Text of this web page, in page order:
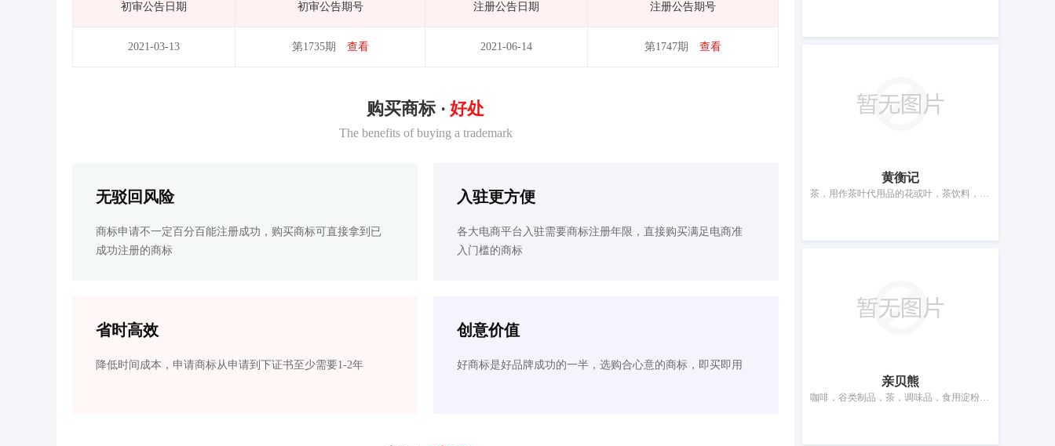
初审公告日期 初审公告期号 注册公告日期 注册公告期号
2021-03-13 第1735期 查看 2021-06-14 第1747期 查看
购买商标 · 好处
The benefits of buying a trademark
无驳回风险
商标申请不一定百分百能注册成功，购买商标可直接拿到已
成功注册的商标
入驻更方便
各大电商平台入驻需要商标注册年限，直接购买满足电商准
入门槛的商标
省时高效
降低时间成本，申请商标从申请到下证书至少需要1-2年
创意价值
好商标是好品牌成功的一半，选购合心意的商标，即买即用
黄衡记
茶，用作茶叶代用品的花或叶，茶饮料，饺子，米，糖，糕点，咖啡，调味品，蜂蜜
亲贝熊
咖啡，谷类制品，茶，调味品，食用淀粉，发面团用酵素，糖，米，以谷物为主的零食小吃，方便米饭